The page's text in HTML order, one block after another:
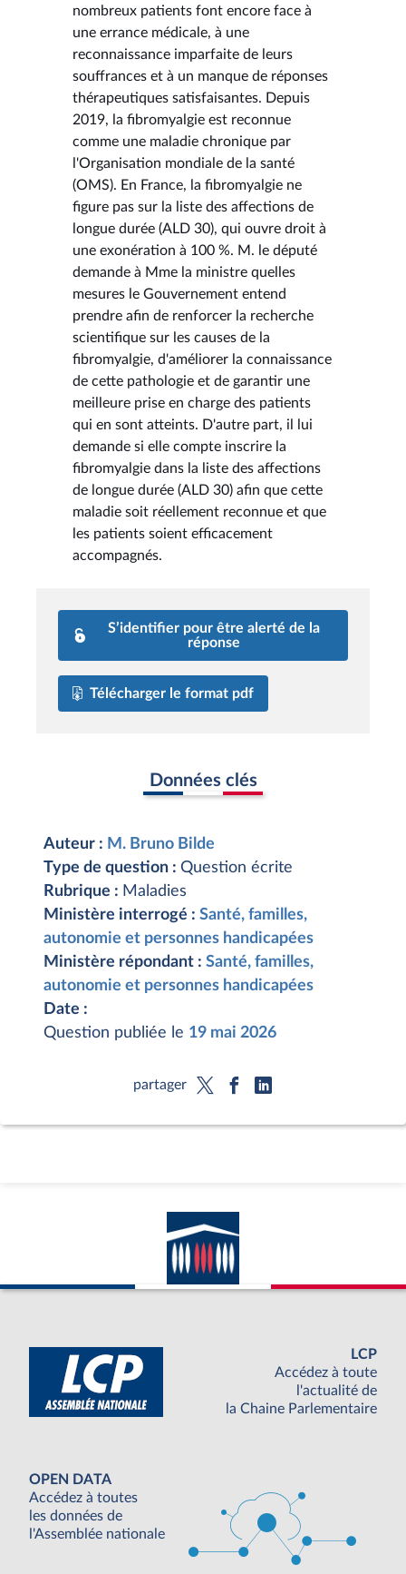
nombreux patients font encore face à
une errance médicale, à une
reconnaissance imparfaite de leurs
souffrances et à un manque de réponses
thérapeutiques satisfaisantes. Depuis
2019, la fibromyalgie est reconnue
comme une maladie chronique par
l'Organisation mondiale de la santé
(OMS). En France, la fibromyalgie ne
figure pas sur la liste des affections de
longue durée (ALD 30), qui ouvre droit à
une exonération à 100 %. M. le député
demande à Mme la ministre quelles
mesures le Gouvernement entend
prendre afin de renforcer la recherche
scientifique sur les causes de la
fibromyalgie, d'améliorer la connaissance
de cette pathologie et de garantir une
meilleure prise en charge des patients
qui en sont atteints. D'autre part, il lui
demande si elle compte inscrire la
fibromyalgie dans la liste des affections
de longue durée (ALD 30) afin que cette
maladie soit réellement reconnue et que
les patients soient efficacement
accompagnés.
S’identifier pour être alerté de la
réponse
Télécharger le format pdf
Données clés
Auteur : M. Bruno Bilde
Type de question : Question écrite
Rubrique : Maladies
Ministère interrogé : Santé, familles,
autonomie et personnes handicapées
Ministère répondant : Santé, familles,
autonomie et personnes handicapées
Date :
Question publiée le 19 mai 2026
partager
LCP
Accédez à toute
l'actualité de
la Chaine Parlementaire
OPEN DATA
Accédez à toutes
les données de
l'Assemblée nationale